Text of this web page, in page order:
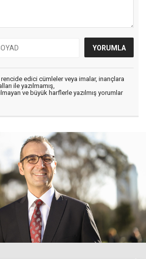
edici cümleler veya imalar, inançlara
ile yazılmamış,
ve büyük harflerle yazılmış yorumlar